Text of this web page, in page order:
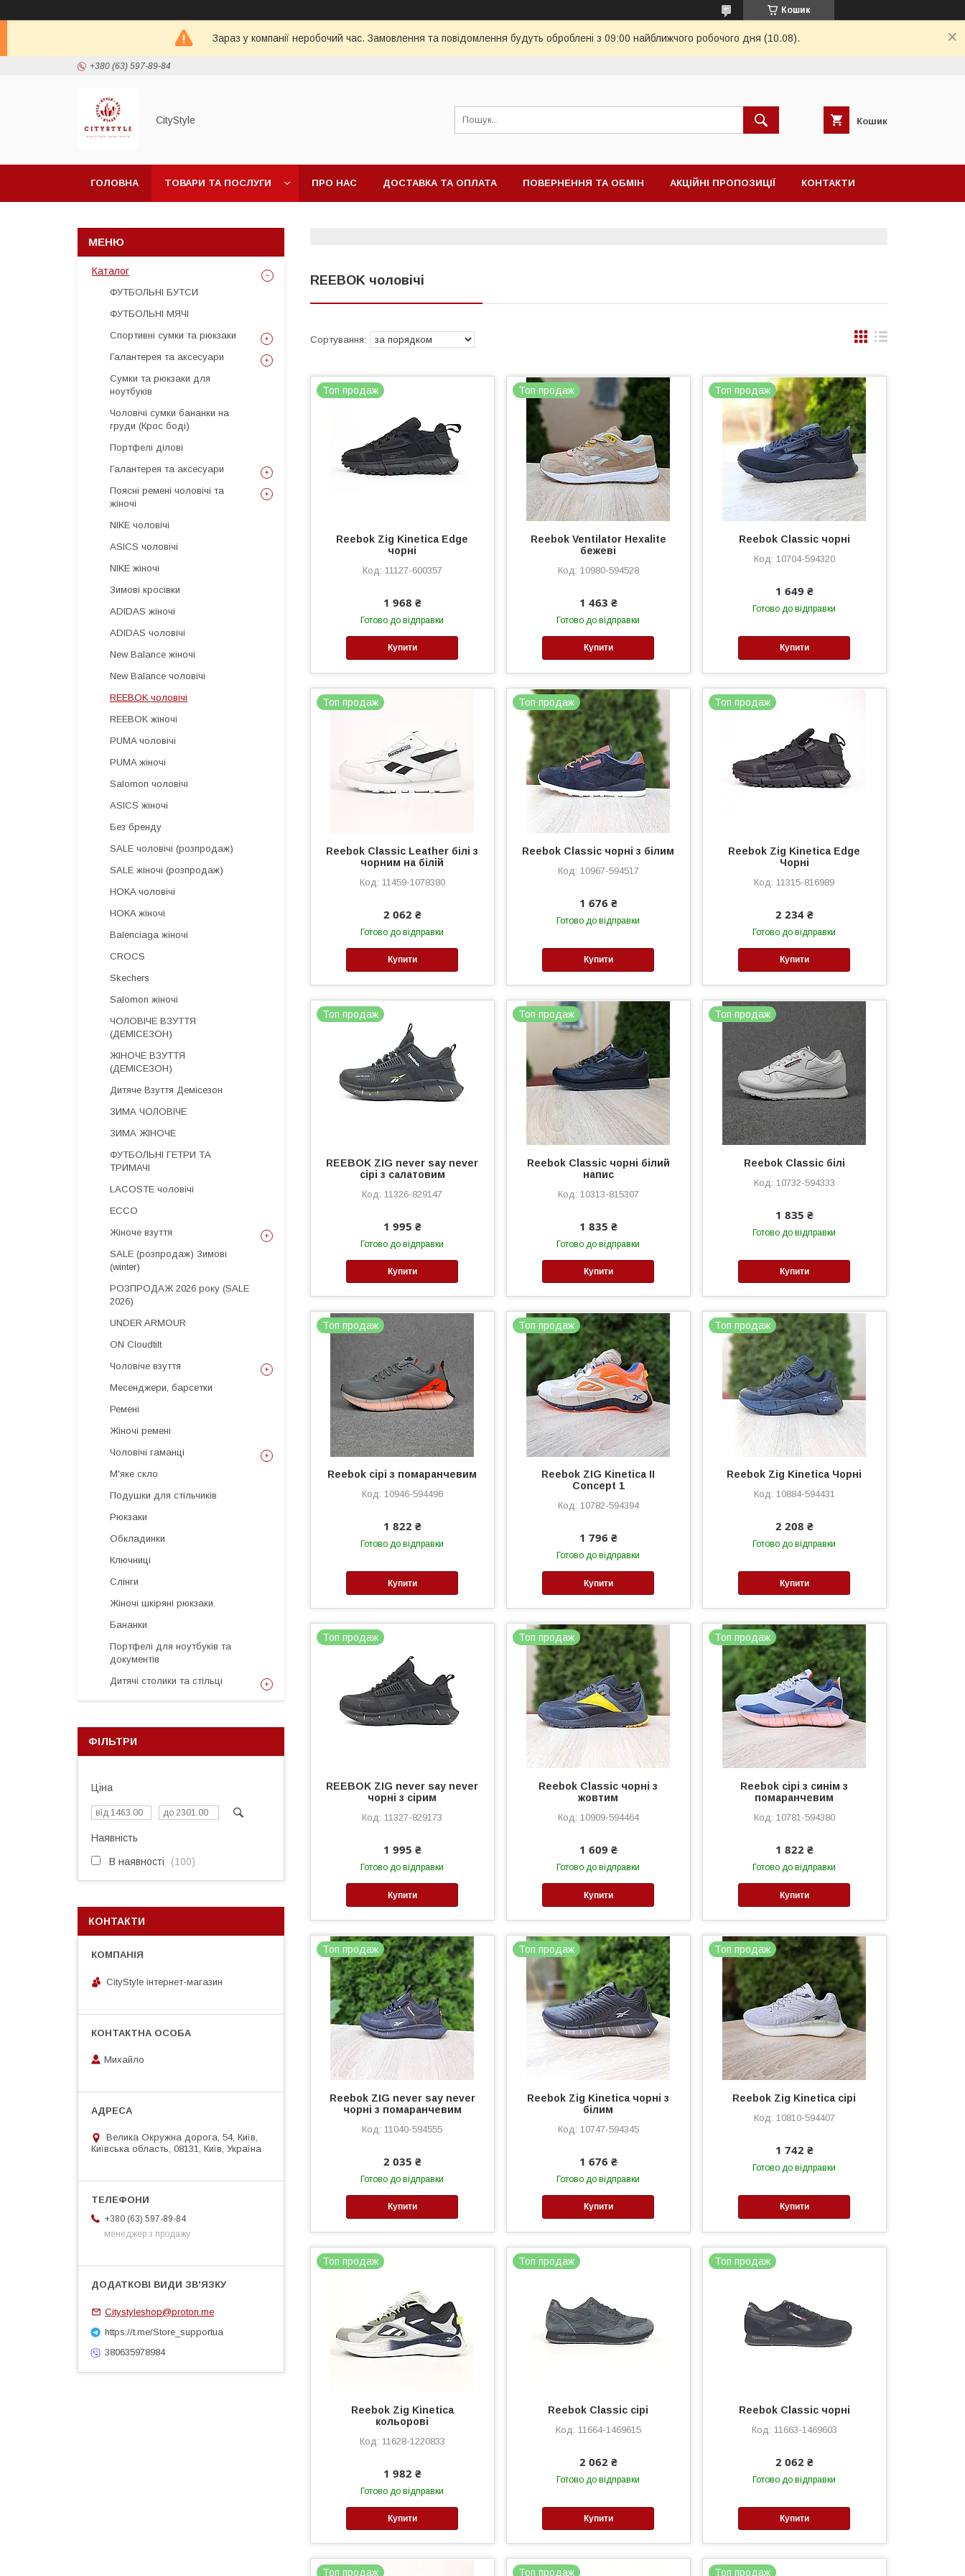
Кошик
Зараз у компанії неробочий час. Замовлення та повідомлення будуть оброблені з 09:00 найближчого робочого дня (10.08).
+380 (63) 597-89-84
CityStylе Кошик
ГОЛОВНА ТОВАРИ ТА ПОСЛУГИ ПРО НАС ДОСТАВКА ТА ОПЛАТА ПОВЕРНЕННЯ ТА ОБМІН АКЦІЙНІ ПРОПОЗИЦІЇ КОНТАКТИ
REEBOK чоловічі
Топ продаж
Reebok Zig Kinetica Edge
чорні
11127-600357
1 968 ₴
Готово до відправки
Купити
Топ продаж
Reebok Ventilator Hexalite
бежеві
10980-594528
1 463 ₴
Готово до відправки
Купити
Топ продаж
Reebok Classic чорні
10704-594320
1 649 ₴
Готово до відправки
Купити
Топ продаж
Reebok Classic Leather білі з
чорним на білій
11459-1078380
2 062 ₴
Готово до відправки
Купити
Топ продаж
Reebok Classic чорні з білим
10967-594517
1 676 ₴
Готово до відправки
Купити
Топ продаж
Reebok Zig Kinetica Edge
Чорні
11315-816989
2 234 ₴
Готово до відправки
Купити
Топ продаж
REEBOK ZIG never say never
сірі з салатовим
11326-829147
1 995 ₴
Готово до відправки
Купити
Топ продаж
Reebok Classic чорні білий
напис
10313-815307
1 835 ₴
Готово до відправки
Купити
Топ продаж
Reebok Classic білі
10732-594333
1 835 ₴
Готово до відправки
Купити
Топ продаж
Reebok сірі з помаранчевим
10946-594496
1 822 ₴
Готово до відправки
Купити
Топ продаж
Reebok ZIG Kinetica II
Concept 1
10782-594394
1 796 ₴
Готово до відправки
Купити
Топ продаж
Reebok Zig Kinetica Чорні
10884-594431
2 208 ₴
Готово до відправки
Купити
Топ продаж
REEBOK ZIG never say never
чорні з сірим
11327-829173
1 995 ₴
Готово до відправки
Купити
Топ продаж
Reebok Classic чорні з
жовтим
10909-594464
1 609 ₴
Готово до відправки
Купити
Топ продаж
Reebok сірі з синім з
помаранчевим
10781-594380
1 822 ₴
Готово до відправки
Купити
Топ продаж
Reebok ZIG never say never
чорні з помаранчевим
11040-594555
2 035 ₴
Готово до відправки
Купити
Топ продаж
Reebok Zig Kinetica чорні з
білим
10747-594345
1 676 ₴
Готово до відправки
Купити
Топ продаж
Reebok Zig Kinetica сірі
10810-594407
1 742 ₴
Готово до відправки
Купити
Топ продаж
Reebok Zig Kinetica
кольорові
11628-1220833
1 982 ₴
Готово до відправки
Купити
Топ продаж
Reebok Classic сірі
11664-1469615
2 062 ₴
Готово до відправки
Купити
Топ продаж
Reebok Classic чорні
11663-1469603
2 062 ₴
Готово до відправки
Купити
Топ продаж Топ продаж Топ продаж
Каталог
ФУТБОЛЬНІ БУТСИ
ФУТБОЛЬНІ МЯЧІ
Спортивні сумки та рюкзаки
Галантерея та аксесуари
Сумки та рюкзаки для
ноутбуків
Чоловічі сумки бананки на
груди (Крос боді)
Портфелі ділові
Галантерея та аксесуари
Поясні ремені чоловічі та
жіночі
NIKE чоловічі
ASICS чоловічі
NIKE жіночі
Зимові кросівки
ADIDAS жіночі
ADIDAS чоловічі
New Balance жіночі
New Balance чоловічі
REEBOK чоловічі
REEBOK жіночі
PUMA чоловічі
PUMA жіночі
Salomon чоловічі
ASICS жіночі
Без бренду
SALE чоловічі (розпродаж)
SALE жіночі (розпродаж)
HOKA чоловічі
HOKA жіночі
Balenciaga жіночі
CROCS
Skechers
Salomon жіночі
ЧОЛОВІЧЕ ВЗУТТЯ
(ДЕМІСЕЗОН)
ЖІНОЧЕ ВЗУТТЯ
(ДЕМІСЕЗОН)
Дитяче Взуття Демісезон
ЗИМА ЧОЛОВІЧЕ
ЗИМА ЖІНОЧЕ
ФУТБОЛЬНІ ГЕТРИ ТА
ТРИМАЧІ
LACOSTE чоловічі
ECCO
Жіноче взуття
SALE (розпродаж) Зимові
(winter)
РОЗПРОДАЖ 2026 року (SALE
2026)
UNDER ARMOUR
ON Cloudtilt
Чоловіче взуття
Месенджери, барсетки
Ремені
Жіночі ремені
Чоловічі гаманці
М'яке скло
Подушки для стільчиків
Рюкзаки
Обкладинки
Ключниці
Слінги
Жіночі шкіряні рюкзаки.
Бананки
Портфелі для ноутбуків та
документів
Дитячі столики та стільці
ФІЛЬТРИ
Ціна
Наявність
В наявності 100
КОНТАКТИ
CityStylе iнтернет-магазин
Михайло
Велика Окружна дорога, 54, Київ,
Київська область, 08131, Київ, Україна
+380 (63) 597-89-84
менеджер з продажу
Citystyleshop@proton.me
https://t.me/Store_supportua
380635978984